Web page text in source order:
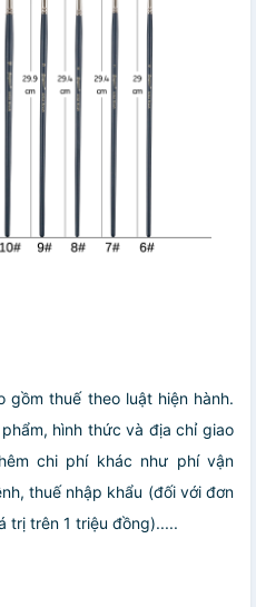
gồm thuế theo luật hiện hành.
hình thức và địa chỉ giao
chi phí khác như phí vận
thuế nhập khẩu (đối với đơn
trị trên 1 triệu đồng).....